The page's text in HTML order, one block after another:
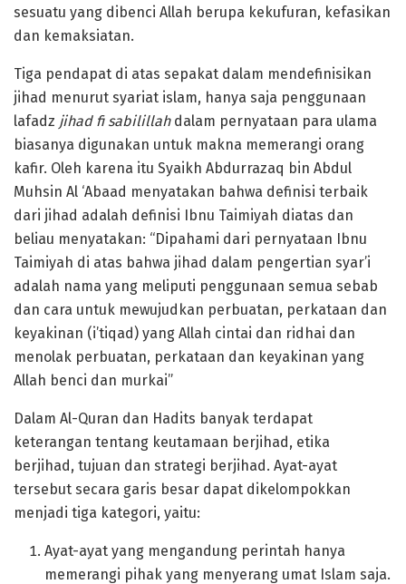
sesuatu yang dibenci Allah berupa kekufuran, kefasikan
dan kemaksiatan.
Tiga pendapat di atas sepakat dalam mendefinisikan
jihad menurut syariat islam, hanya saja penggunaan
lafadz jihad fi sabilillahdalam pernyataan para ulama
biasanya digunakan untuk makna memerangi orang
kafir. Oleh karena itu Syaikh Abdurrazaq bin Abdul
Muhsin Al ‘Abaad menyatakan bahwa definisi terbaik
dari jihad adalah definisi Ibnu Taimiyah diatas dan
beliau menyatakan: “Dipahami dari pernyataan Ibnu
Taimiyah di atas bahwa jihad dalam pengertian syar’i
adalah nama yang meliputi penggunaan semua sebab
dan cara untuk mewujudkan perbuatan, perkataan dan
keyakinan (i’tiqad) yang Allah cintai dan ridhai dan
menolak perbuatan, perkataan dan keyakinan yang
Allah benci dan murkai”
Dalam Al-Quran dan Hadits banyak terdapat
keterangan tentang keutamaan berjihad, etika
berjihad, tujuan dan strategi berjihad. Ayat-ayat
tersebut secara garis besar dapat dikelompokkan
menjadi tiga kategori, yaitu:
Ayat-ayat yang mengandung perintah hanya
memerangi pihak yang menyerang umat Islam saja.